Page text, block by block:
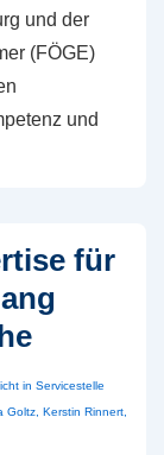
und der
(FÖGE)
und
für
in Servicestelle
Goltz Kerstin Rinnert